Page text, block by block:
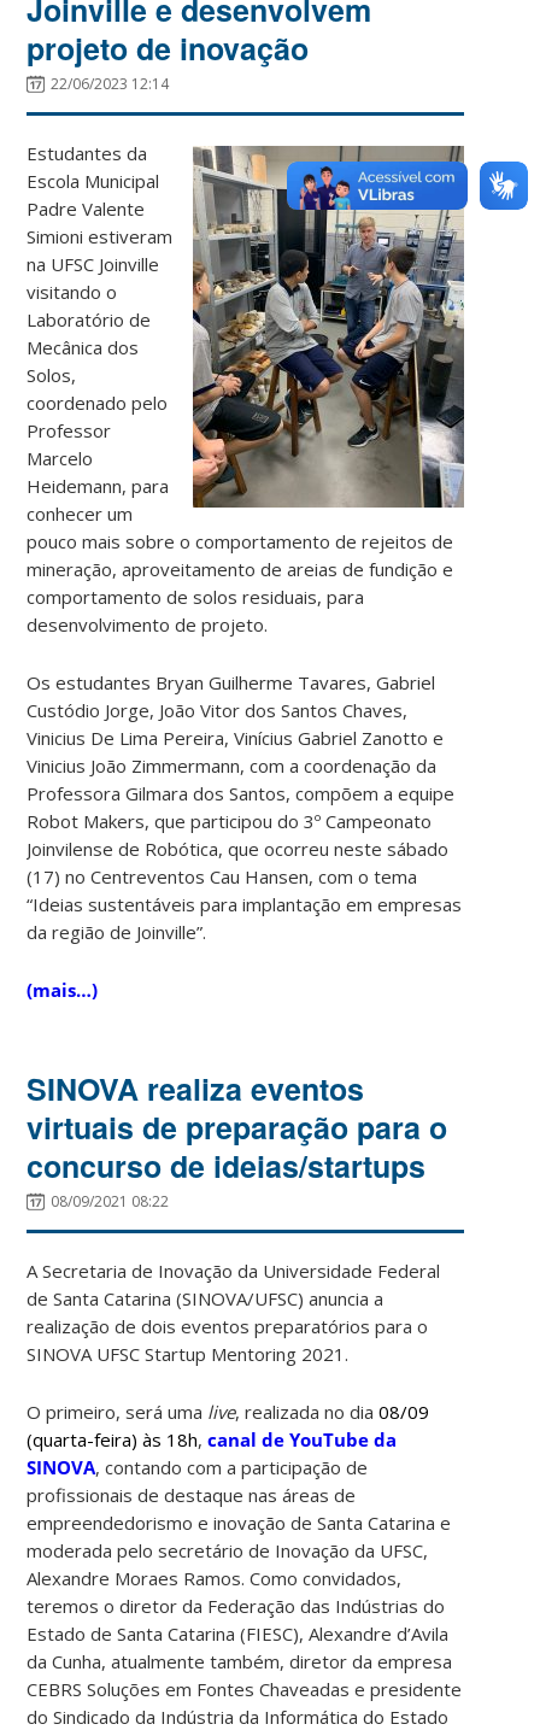
Joinville e desenvolvem
projeto de inovação
22/06/2023 12:14
Estudantes da
Escola Municipal
Padre Valente
Simioni estiveram
na UFSC Joinville
visitando o
Laboratório de
Mecânica dos
Solos,
coordenado pelo
Professor
Marcelo
Heidemann, para
conhecer um
pouco mais sobre o comportamento de rejeitos de
mineração, aproveitamento de areias de fundição e
comportamento de solos residuais, para
desenvolvimento de projeto.
Os estudantes Bryan Guilherme Tavares, Gabriel
Custódio Jorge, João Vitor dos Santos Chaves,
Vinicius De Lima Pereira, Vinícius Gabriel Zanotto e
Vinicius João Zimmermann, com a coordenação da
Professora Gilmara dos Santos, compõem a equipe
Robot Makers, que participou do 3º Campeonato
Joinvilense de Robótica, que ocorreu neste sábado
(17) no Centreventos Cau Hansen, com o tema
“Ideias sustentáveis para implantação em empresas
da região de Joinville”.
(mais…)
SINOVA realiza eventos
virtuais de preparação para o
concurso de ideias/startups
08/09/2021 08:22
A Secretaria de Inovação da Universidade Federal
de Santa Catarina (SINOVA/UFSC) anuncia a
realização de dois eventos preparatórios para o
SINOVA UFSC Startup Mentoring 2021.
O primeiro, será uma live, realizada no dia08/09
(quarta-feira) às 18h,canal de YouTube da
SINOVA, contando com a participação de
profissionais de destaque nas áreas de
empreendedorismo e inovação de Santa Catarina e
moderada pelo secretário de Inovação da UFSC,
Alexandre Moraes Ramos. Como convidados,
teremos o diretor da Federação das Indústrias do
Estado de Santa Catarina (FIESC), Alexandre d’Avila
da Cunha, atualmente também, diretor da empresa
CEBRS Soluções em Fontes Chaveadas e presidente
do Sindicado da Indústria da Informática do Estado